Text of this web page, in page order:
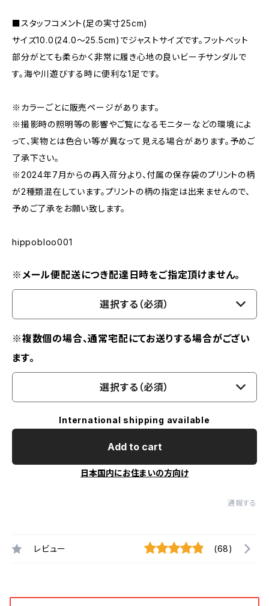
■スタッフコメント(足の実寸25cm)
サイズ10.0(24.0～25.5cm)でジャストサイズです。フットベット
部分がとても柔らかく非常に履き心地の良いビーチサンダルで
す。海や川遊びする時に便利な1足です。
※カラーごとに販売ページがあります。
※撮影時の照明等の影響やご覧になるモニターなどの環境によ
って、実物とは色合い等が異なって見える場合があります。予めご
了承下さい。
※2024年7月からの再入荷分より、付属の保存袋のプリントの柄
が2種類混在しています。プリントの柄の指定は出来ませんので、
予めご了承をお願い致します。
hippobloo001
※メール便配送につき配達日時をご指定頂けません。
選択する（必須）
※複数個の場合、通常宅配にてお送りする場合がござい
ます。
選択する（必須）
International shipping available
Add to cart
日本国内にお住まいの方向け
通報する
レビュー (68)